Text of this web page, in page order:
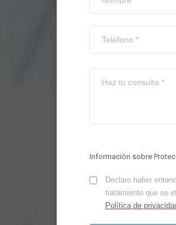
Información sobre
Declaro haber
tratamiento que se
Política de